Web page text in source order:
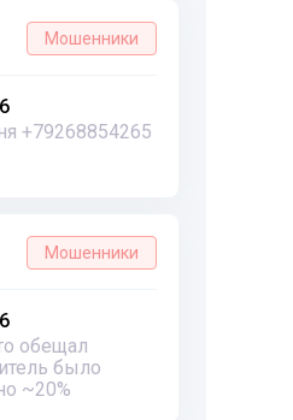
Мошенники
+79268854265
Мошенники
обещал
было
~20%